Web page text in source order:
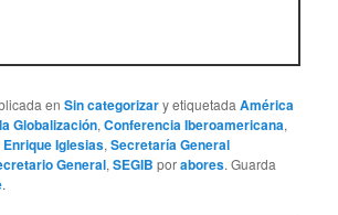
enSin categorizary etiquetadaAmérica
Globalización,Conferencia Iberoamericana,
Enrique Iglesias,Secretaría General
General,SEGIB porabores. Guarda
.